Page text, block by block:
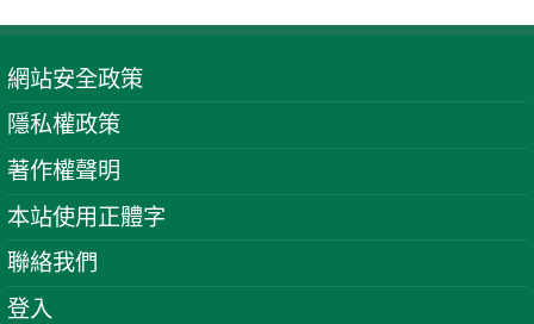
網站安全政策
隱私權政策
著作權聲明
本站使用正體字
聯絡我們
登入